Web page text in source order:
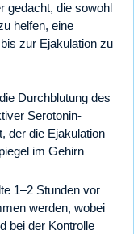
gedacht, die sowohl
helfen, eine
zur Ejakulation zu
Durchblutung des
Serotonin-
der die Ejakulation
im Gehirn
1–2 Stunden vor
werden, wobei
bei der Kontrolle